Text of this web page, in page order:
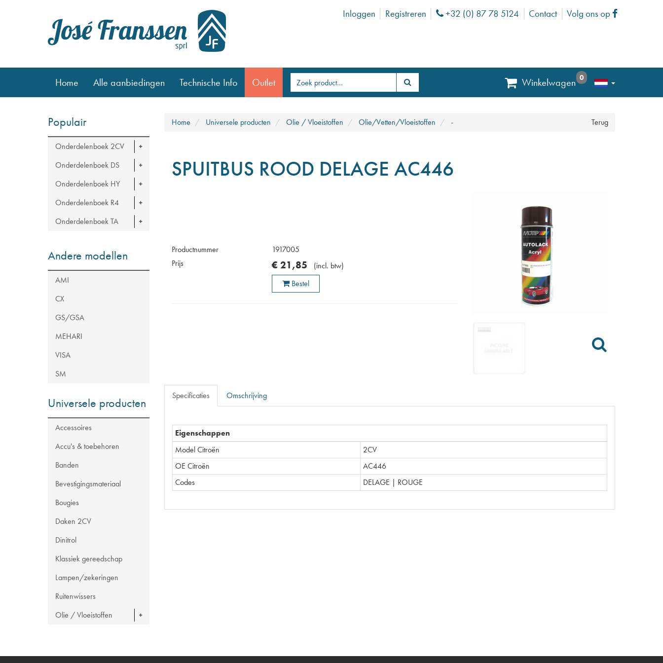
Inloggen Registreren Phone
+32 (0) 87 78 5124 Contact Volg ons op Facebook
Home Alle aanbiedingen Technische Info Outlet Winkelwagen 0
Populair
Onderdelenboek 2CV
Onderdelenboek DS
Onderdelenboek HY
Onderdelenboek R4
Onderdelenboek TA
Andere modellen
AMI
CX
GS/GSA
MEHARI
VISA
SM
Universele producten
Accessoires
Accu's & toebehoren
Banden
Bevestigingsmateriaal
Bougies
Daken 2CV
Dinitrol
Klassiek gereedschap
Lampen/zekeringen
Ruitenwissers
Olie / Vloeistoffen
Terug
Home Universele producten Olie / Vloeistoffen Olie/Vetten/Vloeistoffen -
SPUITBUS ROOD DELAGE AC446
Productnummer
1917005
Prijs
€ 21,85 (incl. btw)
Bestel
Specificaties Omschrijving
Eigenschappen
Model Citroën
2CV
OE Citroën
AC446
Codes
DELAGE | ROUGE